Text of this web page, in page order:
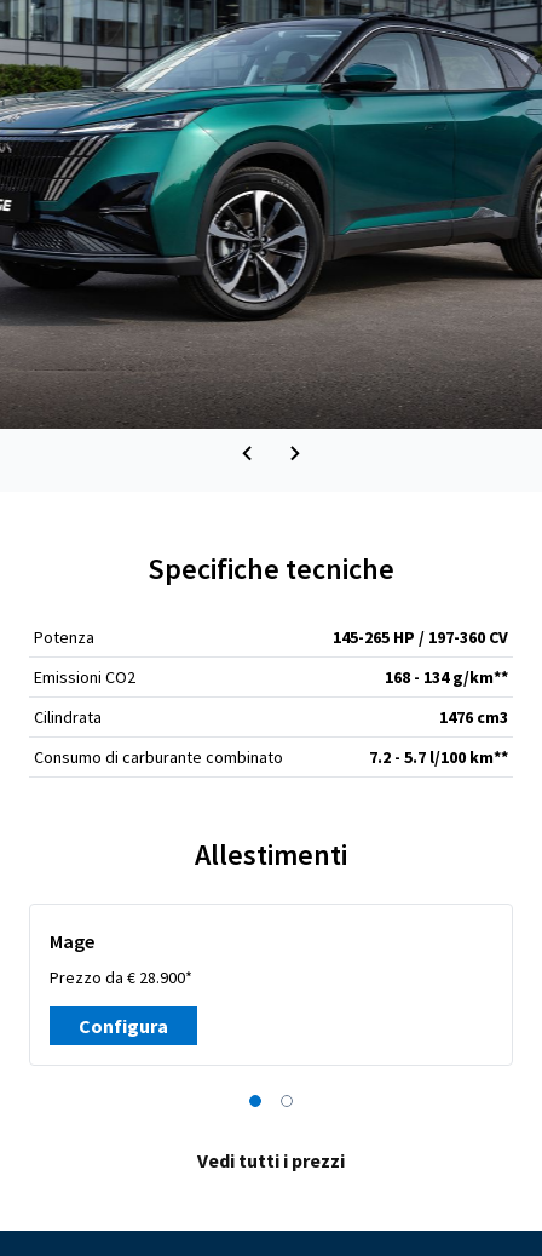
Specifiche tecniche
Potenza
145-265 HP / 197-360 CV
Emissioni CO2
168 - 134 g/km**
Cilindrata
1476 cm3
Consumo di carburante combinato
7.2 - 5.7 l/100 km**
Allestimenti
Mage
Prezzo da € 28.900*
Configura
Vedi tutti i prezzi